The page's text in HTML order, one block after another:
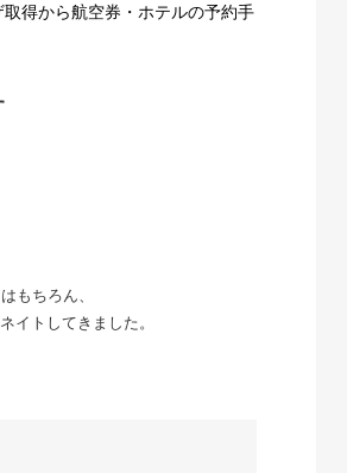
得から航空券・ホテルの予約手
もちろん、
トしてきました。